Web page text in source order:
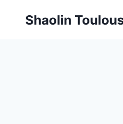
Shaolin